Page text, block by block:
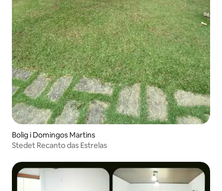
Bolig i Domingos Martins
Stedet Recanto das Estrelas